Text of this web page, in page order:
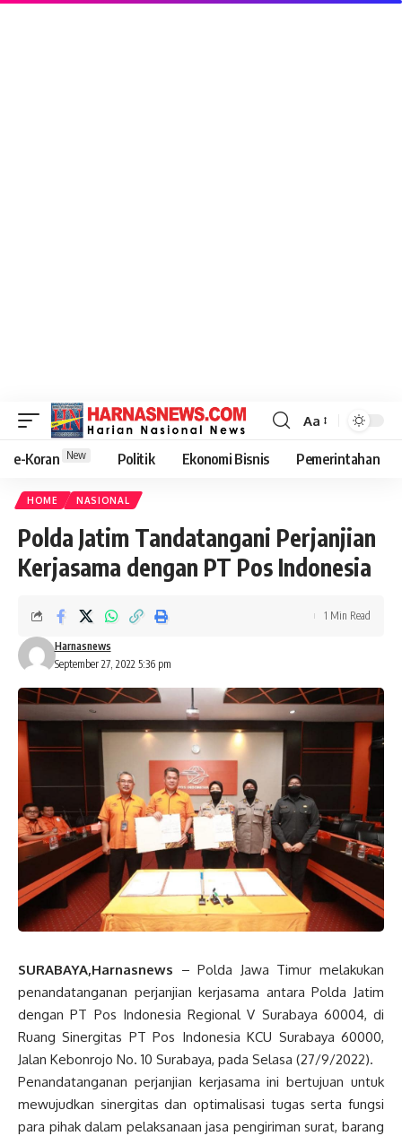
Aa
e-Koran New Politik Ekonomi Bisnis Pemerintahan
HOME NASIONAL
Polda Jatim Tandatangani Perjanjian
Kerjasama dengan PT Pos Indonesia
September 27, 2022 5:36 pm
Harnasnews
1 Min Read
SURABAYA,Harnasnews – Polda Jawa Timur melakukan
penandatanganan perjanjian kerjasama antara Polda Jatim
dengan PT Pos Indonesia Regional V Surabaya 60004, di
Ruang Sinergitas PT Pos Indonesia KCU Surabaya 60000,
Jalan Kebonrojo No. 10 Surabaya, pada Selasa (27/9/2022).
Penandatanganan perjanjian kerjasama ini bertujuan untuk
mewujudkan sinergitas dan optimalisasi tugas serta fungsi
para pihak dalam pelaksanaan jasa pengiriman surat, barang